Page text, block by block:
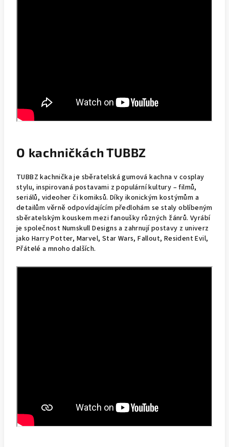
O kachničkách TUBBZ
TUBBZ kachnička je sběratelská gumová kachna v cosplay
stylu, inspirovaná postavami z populární kultury – filmů,
seriálů, videoher či komiksů. Díky ikonickým kostýmům a
detailům věrně odpovídajícím předlohám se staly oblíbeným
sběratelským kouskem mezi fanoušky různých žánrů. Vyrábí
je společnost Numskull Designs a zahrnují postavy z univerz
jako Harry Potter, Marvel, Star Wars, Fallout, Resident Evil,
Přátelé a mnoho dalších.